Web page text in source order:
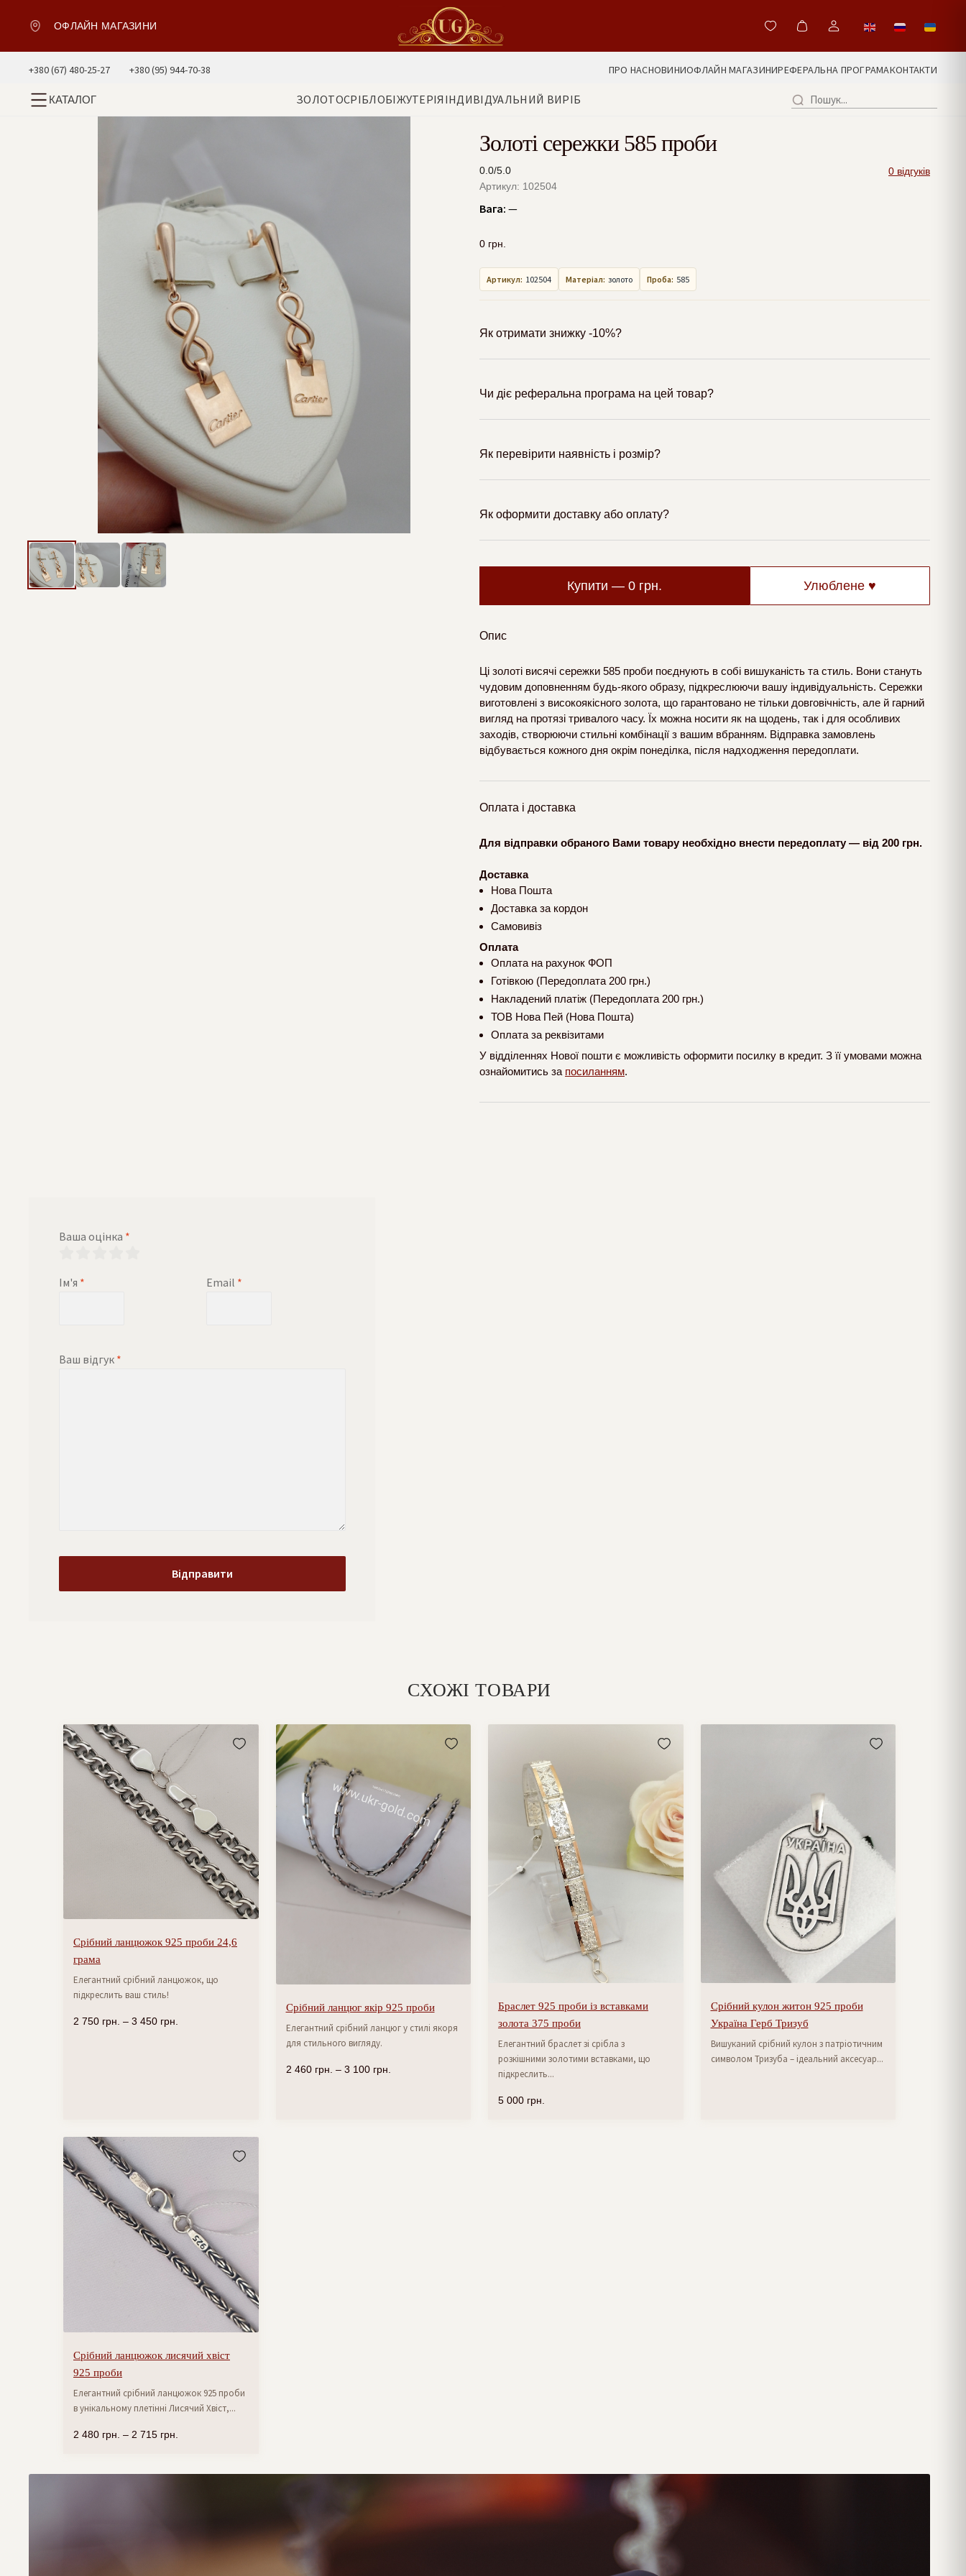
ОФЛАЙН МАГАЗИНИ
+380 (67) 480-25-27 +380 (95) 944-70-38 ПРО НАСНОВИНИОФЛАЙН МАГАЗИНИРЕФЕРАЛЬНА ПРОГРАМАКОНТАКТИ
КАТАЛОГ ЗОЛОТОСРІБЛОБІЖУТЕРІЯ ІНДИВІДУАЛЬНИЙ ВИРІБ
Золоті сережки 585 проби
0.0/5.0
0 відгуків
Артикул: 102504
Вага: —
0 грн.
Артикул: 102504 Матеріал: золото Проба: 585
Як отримати знижку -10%?
Чи діє реферальна програма на цей товар?
Як перевірити наявність і розмір?
Як оформити доставку або оплату?
Купити —0 грн. Улюблене ♥
Опис
Ці золоті висячі сережки 585 проби поєднують в собі вишуканість та стиль. Вони стануть
чудовим доповненням будь-якого образу, підкреслюючи вашу індивідуальність. Сережки
виготовлені з високоякісного золота, що гарантовано не тільки довговічність, але й гарний
вигляд на протязі тривалого часу. Їх можна носити як на щодень, так і для особливих
заходів, створюючи стильні комбінації з вашим вбранням. Відправка замовлень
відбувається кожного дня окрім понеділка, після надходження передоплати.
Оплата і доставка
Для відправки обраного Вами товару необхідно внести передоплату — від 200 грн.
Доставка
Нова Пошта
Доставка за кордон
Самовивіз
Оплата
Оплата на рахунок ФОП
Готівкою (Передоплата 200 грн.)
Накладений платіж (Передоплата 200 грн.)
ТОВ Нова Пей (Нова Пошта)
Оплата за реквізитами
У відділеннях Нової пошти є можливість оформити посилку в кредит. З її умовами можна
ознайомитись за посиланням.
Ваша оцінка *
Ім'я * Email *
Ваш відгук *
СХОЖІ ТОВАРИ
Срібний ланцюжок 925 проби 24,6
грама
Елегантний срібний ланцюжок, що
підкреслить ваш стиль!
2 750 грн. – 3 450 грн.
Срібний ланцюг якір 925 проби
Елегантний срібний ланцюг у стилі якоря
для стильного вигляду.
2 460 грн. – 3 100 грн.
Браслет 925 проби із вставками
золота 375 проби
Елегантний браслет зі срібла з
розкішними золотими вставками, що
підкреслить...
5 000 грн.
Срібний кулон житон 925 проби
Україна Герб Тризуб
Вишуканий срібний кулон з патріотичним
символом Тризуба – ідеальний аксесуар...
Срібний ланцюжок лисячий хвіст
925 проби
Елегантний срібний ланцюжок 925 проби
в унікальному плетінні Лисячий Хвіст,...
2 480 грн. – 2 715 грн.